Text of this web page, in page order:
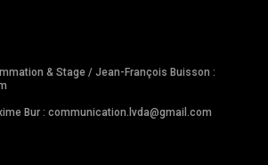
& Stage / Jean-François Buisson :
Bur : communication.lvda@gmail.com